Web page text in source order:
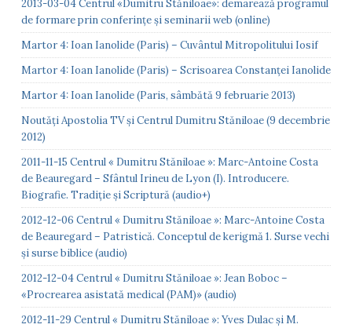
2013-03-04 Centrul «Dumitru Stăniloae»: demarează programul
de formare prin conferințe și seminarii web (online)
Martor 4: Ioan Ianolide (Paris) – Cuvântul Mitropolitului Iosif
Martor 4: Ioan Ianolide (Paris) – Scrisoarea Constanței Ianolide
Martor 4: Ioan Ianolide (Paris, sâmbătă 9 februarie 2013)
Noutăți Apostolia TV și Centrul Dumitru Stăniloae (9 decembrie
2012)
2011-11-15 Centrul « Dumitru Stăniloae »: Marc-Antoine Costa
de Beauregard – Sfântul Irineu de Lyon (I). Introducere.
Biografie. Tradiție și Scriptură (audio+)
2012-12-06 Centrul « Dumitru Stăniloae »: Marc-Antoine Costa
de Beauregard – Patristică. Conceptul de kerigmă 1. Surse vechi
și surse biblice (audio)
2012-12-04 Centrul « Dumitru Stăniloae »: Jean Boboc –
«Procrearea asistată medical (PAM)» (audio)
2012-11-29 Centrul « Dumitru Stăniloae »: Yves Dulac și M.